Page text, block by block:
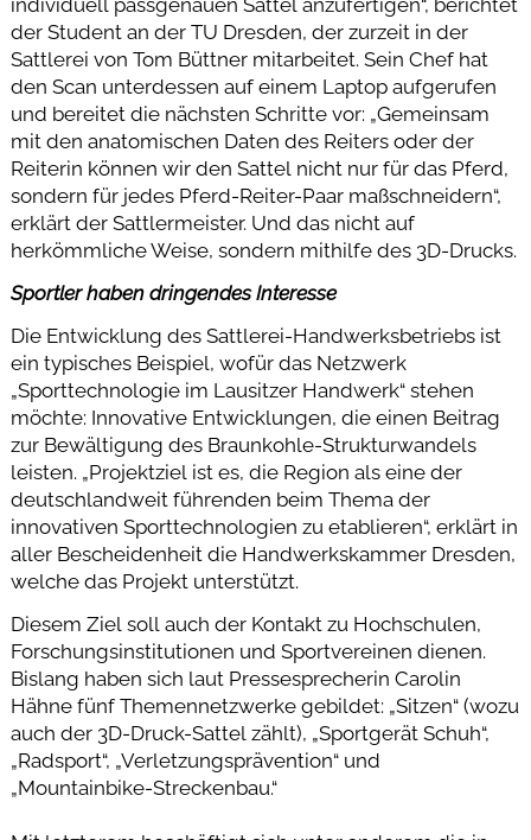
individuell passgenauen Sattel anzufertigen“, berichtet
der Student an der TU Dresden, der zurzeit in der
Sattlerei von Tom Büttner mitarbeitet. Sein Chef hat
den Scan unterdessen auf einem Laptop aufgerufen
und bereitet die nächsten Schritte vor: „Gemeinsam
mit den anatomischen Daten des Reiters oder der
Reiterin können wir den Sattel nicht nur für das Pferd,
sondern für jedes Pferd-Reiter-Paar maßschneidern“,
erklärt der Sattlermeister. Und das nicht auf
herkömmliche Weise, sondern mithilfe des 3D-Drucks.
Sportler haben dringendes Interesse
Die Entwicklung des Sattlerei-Handwerksbetriebs ist
ein typisches Beispiel, wofür das Netzwerk
„Sporttechnologie im Lausitzer Handwerk“ stehen
möchte: Innovative Entwicklungen, die einen Beitrag
zur Bewältigung des Braunkohle-Strukturwandels
leisten. „Projektziel ist es, die Region als eine der
deutschlandweit führenden beim Thema der
innovativen Sporttechnologien zu etablieren“, erklärt in
aller Bescheidenheit die Handwerkskammer Dresden,
welche das Projekt unterstützt.
Diesem Ziel soll auch der Kontakt zu Hochschulen,
Forschungsinstitutionen und Sportvereinen dienen.
Bislang haben sich laut Pressesprecherin Carolin
Hähne fünf Themennetzwerke gebildet: „Sitzen“ (wozu
auch der 3D-Druck-Sattel zählt), „Sportgerät Schuh“,
„Radsport“, „Verletzungsprävention“ und
„Mountainbike-Streckenbau.“